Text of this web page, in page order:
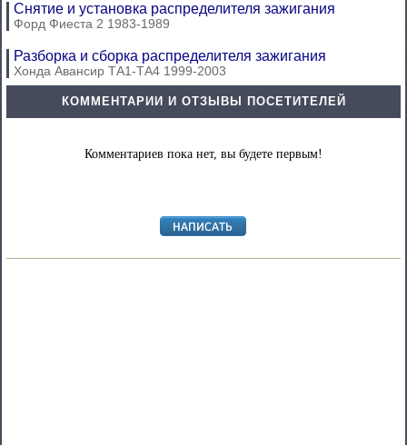
Снятие и установка распределителя зажигания
Форд Фиеста 2 1983-1989
Разборка и сборка распределителя зажигания
Хонда Авансир ТА1-ТА4 1999-2003
КОММЕНТАРИИ И ОТЗЫВЫ ПОСЕТИТЕЛЕЙ
Комментариев пока нет, вы будете первым!